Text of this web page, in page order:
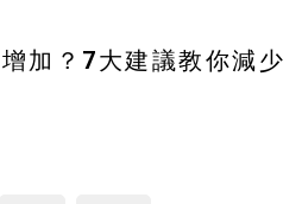
加？7大建議教你減少